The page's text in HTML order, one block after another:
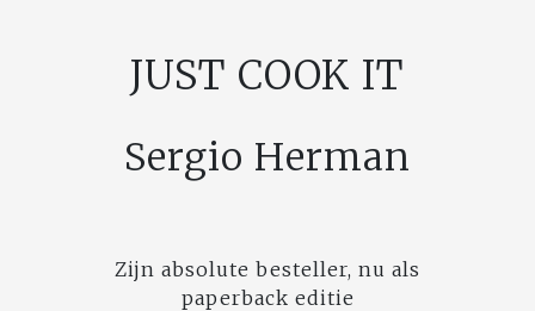
JUST COOK IT
Sergio Herman
Zijn absolute besteller, nu als
paperback editie